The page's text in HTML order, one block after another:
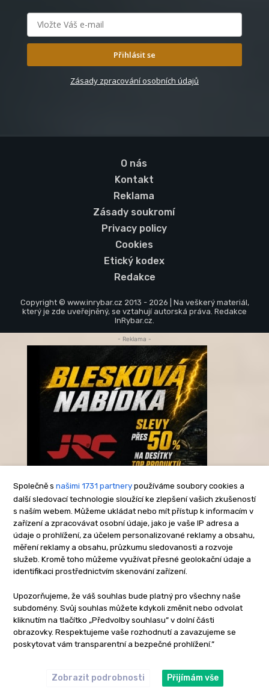
Přihlásit se
Zásady zpracování osobních údajů
O nás
Kontakt
Reklama
Zásady soukromí
Privacy policy
Cookies
Etický kodex
Redakce
Copyright © www.inrybar.cz 2013 - 2026 | Na veškerý materiál,
který je zde uveřejněný, se vztahují autorská práva. Redakce
InRybar.cz.
Společně s našimi 1731 partnery používáme soubory cookies a
další sledovací technologie sloužící ke zlepšení vašich zkušeností
s naším webem. Můžeme ukládat nebo mít přístup k informacím v
zařízení a zpracovávat osobní údaje, jako je vaše IP adresa a
údaje o prohlížení, za účelem personalizované reklamy a obsahu,
měření reklamy a obsahu, průzkumu sledovanosti a rozvoje
služeb. Kromě toho můžeme využívat přesné geolokační údaje a
identifikaci prostřednictvím skenování zařízení.
Upozorňujeme, že váš souhlas bude platný pro všechny naše
subdomény. Svůj souhlas můžete kdykoli změnit nebo odvolat
kliknutím na tlačítko „Předvolby souhlasu” v dolní části
obrazovky. Respektujeme vaše rozhodnutí a zavazujeme se
poskytovat vám transparentní a bezpečné prohlížení.”
Zobrazit podrobnosti Přijímám vše
- Reklama -
-Reklama-